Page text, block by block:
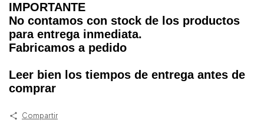
IMPORTANTE
No contamos con stock de los productos
para entrega inmediata.
Fabricamos a pedido
Leer bien los tiempos de entrega antes de
comprar
Compartir